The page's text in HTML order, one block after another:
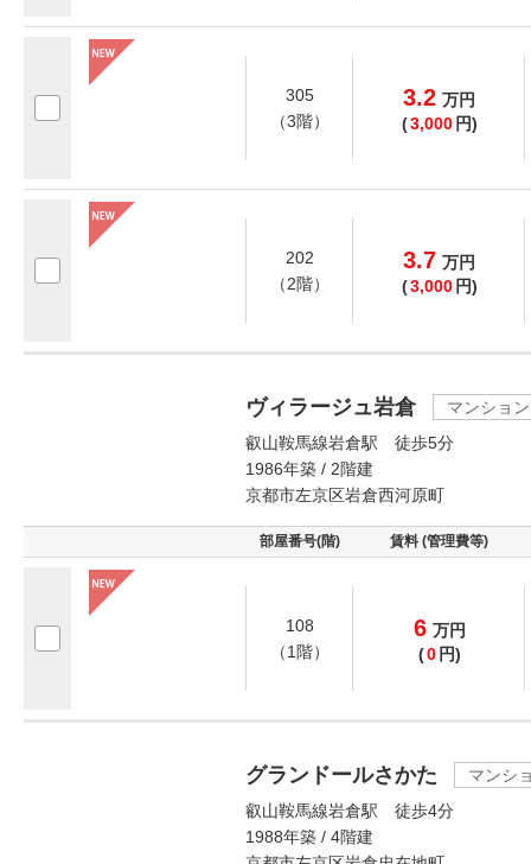
305
（3階）
3.2 万円
(3,000 円)
202
（2階）
3.7 万円
(3,000 円)
ヴィラージュ岩倉
マンション
叡山鞍馬線岩倉駅 徒歩5分
1986年築 / 2階建
京都市左京区岩倉西河原町
部屋番号(階) 賃料 (管理費等)
108
（1階）
6 万円
(0 円)
グランドールさかた
マンシ
叡山鞍馬線岩倉駅 徒歩4分
1988年築 / 4階建